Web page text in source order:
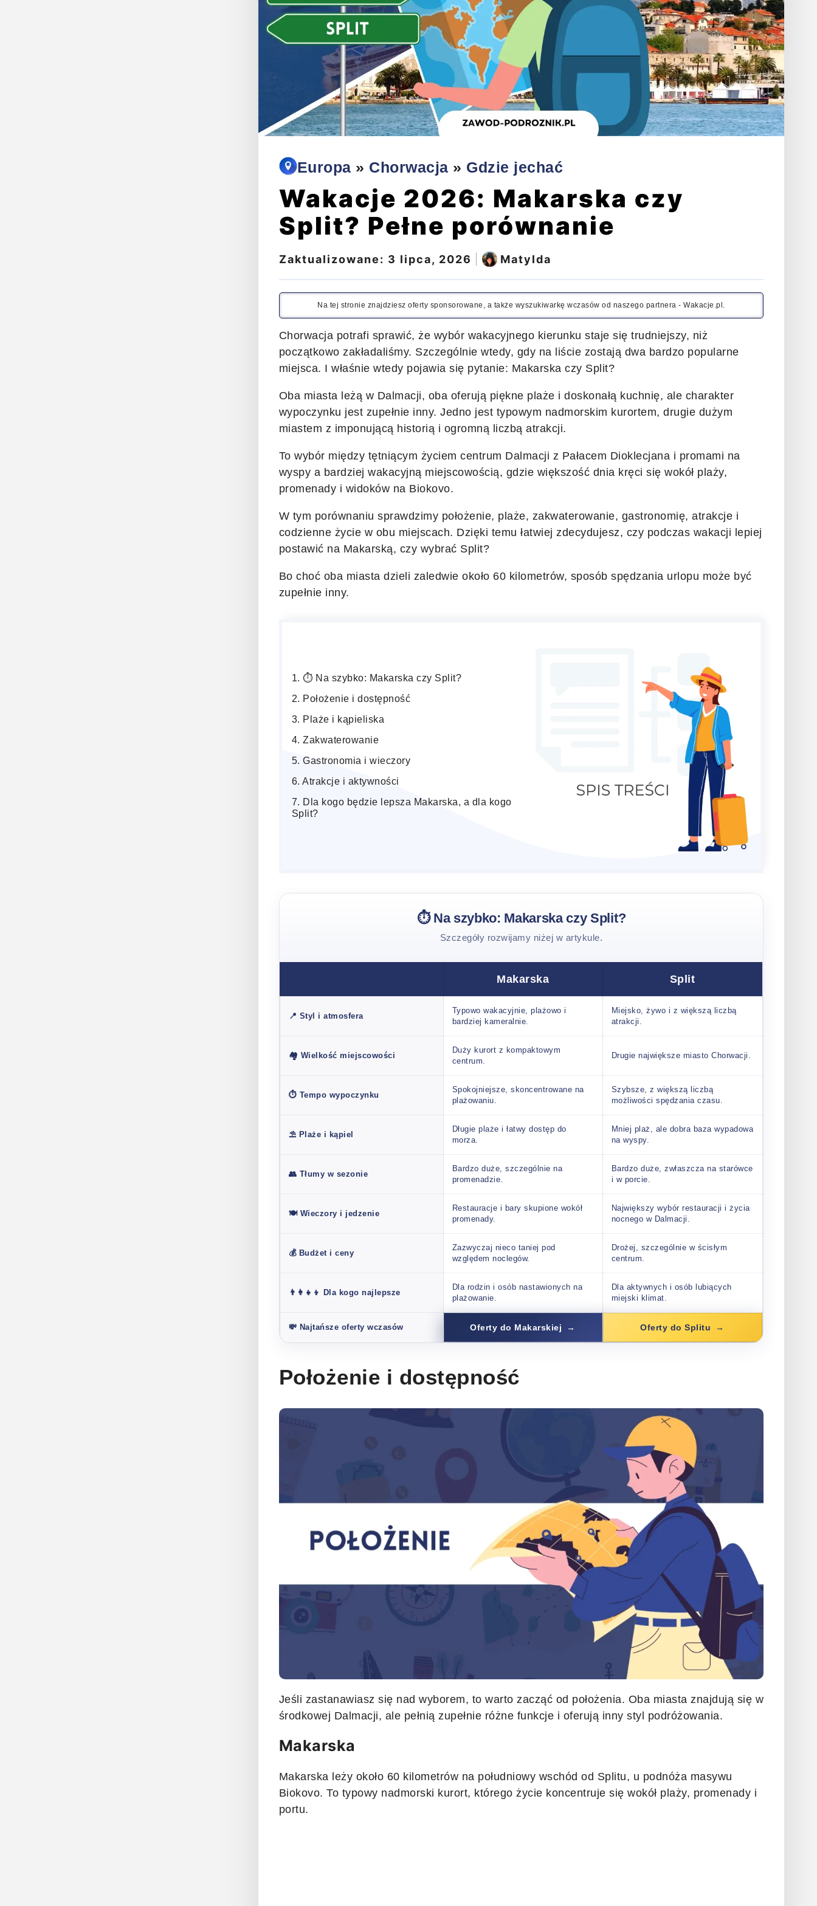
Europa » Chorwacja » Gdzie jechać
Wakacje 2026: Makarska czy
Split? Pełne porównanie
Zaktualizowane: 3 lipca, 2026 Matylda
Na tej stronie znajdziesz oferty sponsorowane, a także wyszukiwarkę wczasów od naszego partnera - Wakacje.pl.
Chorwacja potrafi sprawić, że wybór wakacyjnego kierunku staje się trudniejszy, niż
początkowo zakładaliśmy. Szczególnie wtedy, gdy na liście zostają dwa bardzo popularne
miejsca. I właśnie wtedy pojawia się pytanie: Makarska czy Split?
Oba miasta leżą w Dalmacji, oba oferują piękne plaże i doskonałą kuchnię, ale charakter
wypoczynku jest zupełnie inny. Jedno jest typowym nadmorskim kurortem, drugie dużym
miastem z imponującą historią i ogromną liczbą atrakcji.
To wybór między tętniącym życiem centrum Dalmacji z Pałacem Dioklecjana i promami na
wyspy a bardziej wakacyjną miejscowością, gdzie większość dnia kręci się wokół plaży,
promenady i widoków na Biokovo.
W tym porównaniu sprawdzimy położenie, plaże, zakwaterowanie, gastronomię, atrakcje i
codzienne życie w obu miejscach. Dzięki temu łatwiej zdecydujesz, czy podczas wakacji lepiej
postawić na Makarską, czy wybrać Split?
Bo choć oba miasta dzieli zaledwie około 60 kilometrów, sposób spędzania urlopu może być
zupełnie inny.
⏱️ Na szybko: Makarska czy Split?
Położenie i dostępność
Plaże i kąpieliska
Zakwaterowanie
Gastronomia i wieczory
Atrakcje i aktywności
Dla kogo będzie lepsza Makarska, a dla kogo
Split?
⏱️ Na szybko: Makarska czy Split?
Szczegóły rozwijamy niżej w artykule.
Makarska Split
📍 Styl i atmosfera
Typowo wakacyjnie, plażowo i
bardziej kameralnie.
Miejsko, żywo i z większą liczbą
atrakcji.
🏘️ Wielkość miejscowości
Duży kurort z kompaktowym
centrum.
Drugie największe miasto Chorwacji.
⏱️ Tempo wypoczynku
Spokojniejsze, skoncentrowane na
plażowaniu.
Szybsze, z większą liczbą
możliwości spędzania czasu.
⛱️ Plaże i kąpiel
Długie plaże i łatwy dostęp do
morza.
Mniej plaż, ale dobra baza wypadowa
na wyspy.
👥 Tłumy w sezonie
Bardzo duże, szczególnie na
promenadzie.
Bardzo duże, zwłaszcza na starówce
i w porcie.
🍽️ Wieczory i jedzenie
Restauracje i bary skupione wokół
promenady.
Największy wybór restauracji i życia
nocnego w Dalmacji.
💰 Budżet i ceny
Zazwyczaj nieco taniej pod
względem noclegów.
Drożej, szczególnie w ścisłym
centrum.
👨‍👩‍👧‍👦 Dla kogo najlepsze
Dla rodzin i osób nastawionych na
plażowanie.
Dla aktywnych i osób lubiących
miejski klimat.
💸 Najtańsze oferty wczasów Oferty do Makarskiej Oferty do Splitu
Położenie i dostępność
Jeśli zastanawiasz się nad wyborem, to warto zacząć od położenia. Oba miasta znajdują się w
środkowej Dalmacji, ale pełnią zupełnie różne funkcje i oferują inny styl podróżowania.
Makarska
Makarska leży około 60 kilometrów na południowy wschód od Splitu, u podnóża masywu
Biokovo. To typowy nadmorski kurort, którego życie koncentruje się wokół plaży, promenady i
portu.